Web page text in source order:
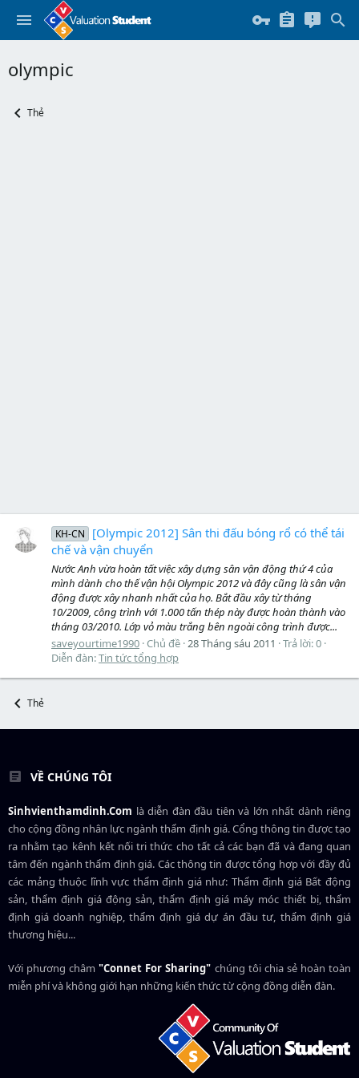
olympic
Thẻ
KH-CN
[Olympic 2012] Sân thi đấu bóng rổ có thể tái
chế và vận chuyển
Nước Anh vừa hoàn tất việc xây dựng sân vận động thứ 4 của
mình dành cho thế vận hội Olympic 2012 và đây cũng là sân vận
động được xây nhanh nhất của họ. Bắt đầu xây từ tháng
10/2009, công trình với 1.000 tấn thép này được hoàn thành vào
tháng 03/2010. Lớp vỏ màu trắng bên ngoài công trình được...
saveyourtime1990 Chủ đề 28 Tháng sáu 2011
Trả lời: 0
Diễn đàn:Tin tức tổng hợp
Thẻ
VỀ CHÚNG TÔI
Sinhvienthamdinh.Com là diễn đàn đầu tiên và lớn nhất dành riêng
cho cộng đồng nhân lực ngànhthẩm định giá. Cổng thông tin được tạo
ra nhằm tạo kênh kết nối tri thức cho tất cả các bạn đã và đang quan
tâm đến ngành thẩm định giá. Các thông tin được tổng hợp với đầy đủ
các mảng thuộc lĩnh vực thẩm định giá như: Thẩm định giá Bất động
sản, thẩm định giá động sản, thẩm định giá máy móc thiết bị, thẩm
định giá doanh nghiệp, thẩm định giá dự án đầu tư, thẩm định giá
thương hiệu...
Với phương châm"Connet For Sharing" chúng tôi chia sẻ hoàn toàn
miễn phí và không giới hạn những kiến thức từ cộng đồng diễn đàn.